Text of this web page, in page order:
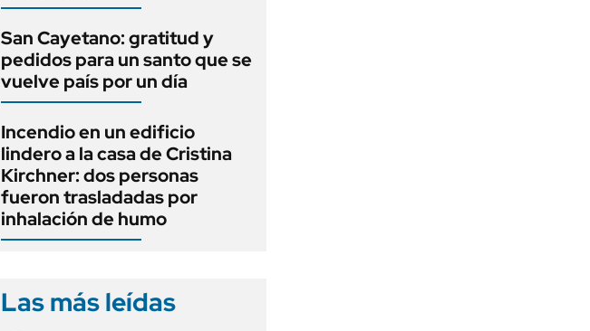
San Cayetano: gratitud y
pedidos para un santo que se
vuelve país por un día
Incendio en un edificio
lindero a la casa de Cristina
Kirchner: dos personas
fueron trasladadas por
inhalación de humo
Las más leídas